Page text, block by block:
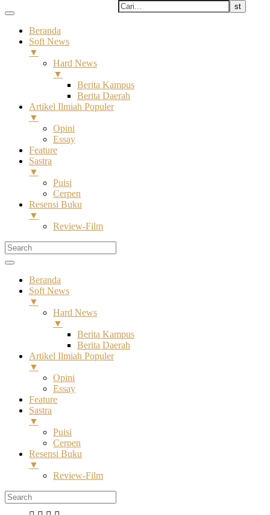
Beranda
Soft News
▼
Hard News
▼
Berita Kampus
Berita Daerah
Artikel Ilmiah Populer
▼
Opini
Essay
Feature
Sastra
▼
Puisi
Cerpen
Resensi Buku
▼
Review-Film
Beranda
Soft News
▼
Hard News
▼
Berita Kampus
Berita Daerah
Artikel Ilmiah Populer
▼
Opini
Essay
Feature
Sastra
▼
Puisi
Cerpen
Resensi Buku
▼
Review-Film